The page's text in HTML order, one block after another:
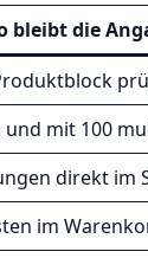
bleibt die
mit 100
direkt im
im